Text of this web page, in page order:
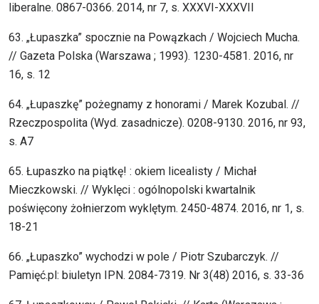
liberalne. 0867-0366. 2014, nr 7, s. XXXVI-XXXVII
63. „Łupaszka” spocznie na Powązkach / Wojciech Mucha.
// Gazeta Polska (Warszawa ; 1993). 1230-4581. 2016, nr
16, s. 12
64. „Łupaszkę” pożegnamy z honorami / Marek Kozubal. //
Rzeczpospolita (Wyd. zasadnicze). 0208-9130. 2016, nr 93,
s. A7
65. Łupaszko na piątkę! : okiem licealisty / Michał
Mieczkowski. // Wyklęci : ogólnopolski kwartalnik
poświęcony żołnierzom wyklętym. 2450-4874. 2016, nr 1, s.
18-21
66. „Łupaszko” wychodzi w pole / Piotr Szubarczyk. //
Pamięć.pl: biuletyn IPN. 2084-7319. Nr 3(48) 2016, s. 33-36